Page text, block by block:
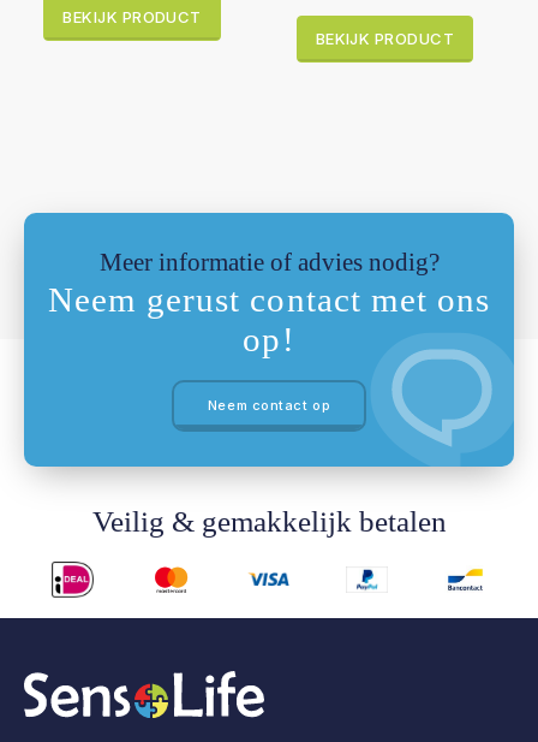
BEKIJK PRODUCT
BEKIJK PRODUCT
Meer informatie of advies nodig?
Neem gerust contact met ons
op!
Neem contact op
Veilig & gemakkelijk betalen